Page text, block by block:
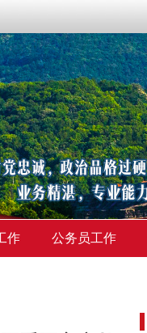
作 公务员工作